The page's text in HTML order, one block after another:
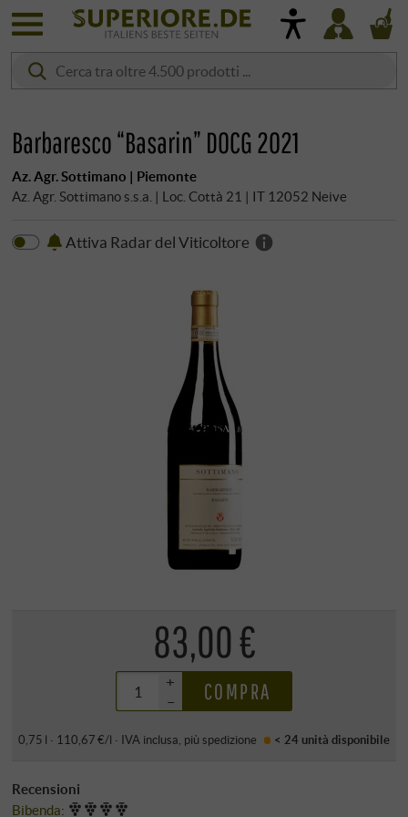
Barbaresco “Basarin” DOCG 2021
Az. Agr. Sottimano | Piemonte
Az. Agr. Sottimano s.s.a. | Loc. Cottà 21 | IT 12052 Neive
Attiva Radar del Viticoltore
83,00 €
+
–
COMPRA
0,75 l · 110,67 €/l · IVA inclusa , più spedizione < 24 unità disponibile
Recensioni
Bibenda: